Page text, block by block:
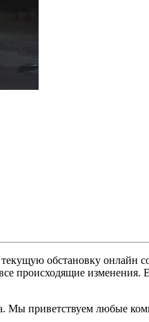
обстановку онлайн
происходящие изменения.
Мы приветствуем любые